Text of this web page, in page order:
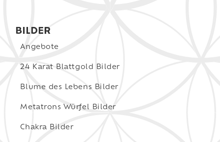
BILDER
Angebote
24 Karat Blattgold Bilder
Blume des Lebens Bilder
Metatrons Würfel Bilder
Chakra Bilder